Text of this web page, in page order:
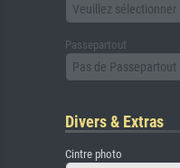
Veuillez sélectionner
Passepartout
Pas de Passepartout
Divers & Extras
Cintre photo